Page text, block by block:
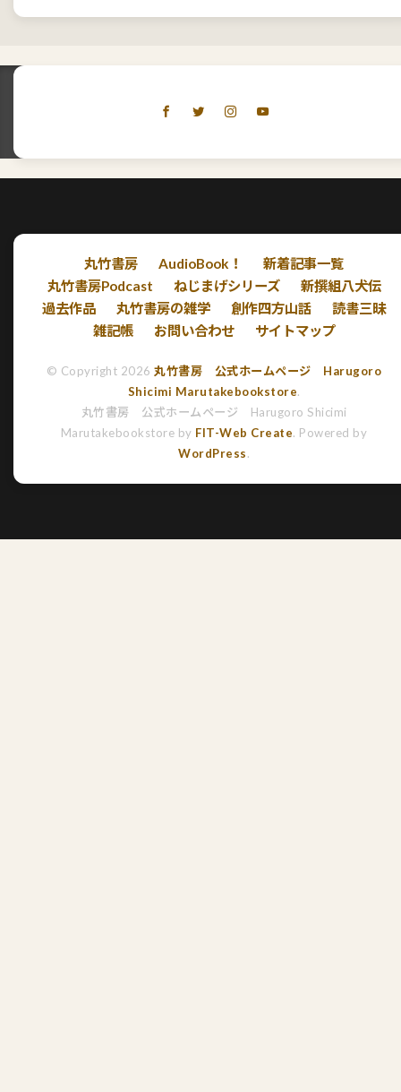
丸竹書房 AudioBook！
新着記事一覧
丸竹書房Podcast
ねじまげシリーズ
新撰組八犬伝
過去作品
丸竹書房の雑学 創作四方山話
読書三昧
雑記帳
お問い合わせ サイトマップ
© Copyright 2026丸竹書房 公式ホームページ Harugoro
Shicimi Marutakebookstore.
丸竹書房 公式ホームページ Harugoro Shicimi
Marutakebookstore by FIT-Web Create. Powered by
WordPress.